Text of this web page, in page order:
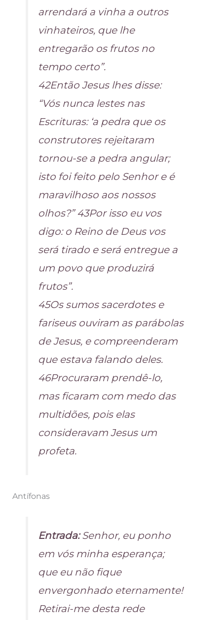
arrendará a vinha a outros
vinhateiros, que lhe
entregarão os frutos no
tempo certo”.
42Então Jesus lhes disse:
“Vós nunca lestes nas
Escrituras: ‘a pedra que os
construtores rejeitaram
tornou-se a pedra angular;
isto foi feito pelo Senhor e é
maravilhoso aos nossos
olhos?” 43Por isso eu vos
digo: o Reino de Deus vos
será tirado e será entregue a
um povo que produzirá
frutos”.
45Os sumos sacerdotes e
fariseus ouviram as parábolas
de Jesus, e compreenderam
que estava falando deles.
46Procuraram prendê-lo,
mas ficaram com medo das
multidões, pois elas
consideravam Jesus um
profeta.
Antífonas
Entrada:Senhor, eu ponho
em vós minha esperança;
que eu não fique
envergonhado eternamente!
Retirai-me desta rede